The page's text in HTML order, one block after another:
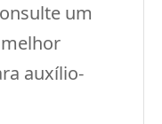
um
auxílio-